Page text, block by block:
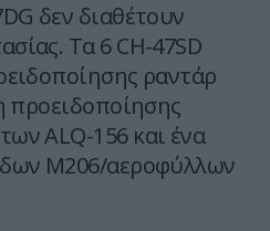
δεν διαθέτουν
Τα 6 CH-47SD
ραντάρ
προειδοποίησης
ALQ-156 και ένα
M206/αεροφύλλων